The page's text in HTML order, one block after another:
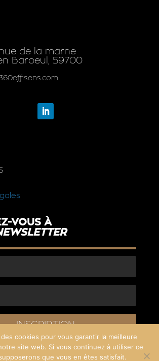
de la marne
Baroeul, 59700
VOUS À
INSCRIPTION
cookies pour vous garantir la meilleure
site web. Si vous continuez à utiliser ce
que vous en êtes satisfait.